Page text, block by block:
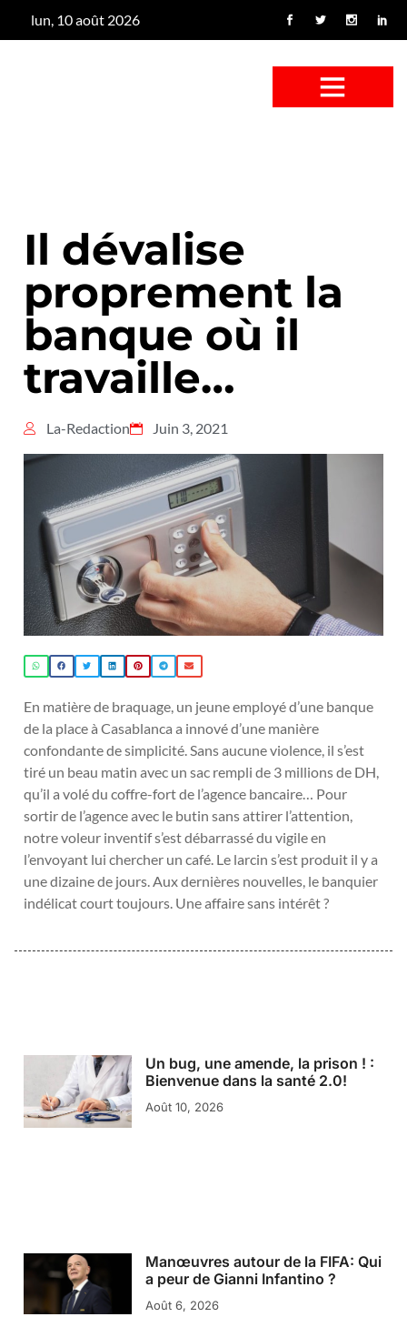
lun, 10 août 2026
Il dévalise
proprement la
banque où il
travaille…
La-Redaction Juin 3, 2021
En matière de braquage, un jeune employé d’une banque
de la place à Casablanca a innové d’une manière
confondante de simplicité. Sans aucune violence, il s’est
tiré un beau matin avec un sac rempli de 3 millions de DH,
qu’il a volé du coffre-fort de l’agence bancaire… Pour
sortir de l’agence avec le butin sans attirer l’attention,
notre voleur inventif s’est débarrassé du vigile en
l’envoyant lui chercher un café. Le larcin s’est produit il y a
une dizaine de jours. Aux dernières nouvelles, le banquier
indélicat court toujours. Une affaire sans intérêt ?
Un bug, une amende, la prison ! :
Bienvenue dans la santé 2.0!
Août 10, 2026
Manœuvres autour de la FIFA: Qui
a peur de Gianni Infantino ?
Août 6, 2026